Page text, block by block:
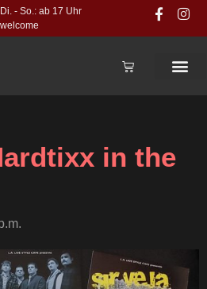
Di. - So.: ab 17 Uhr
in the